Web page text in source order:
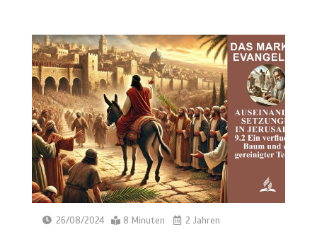
26/08/2024 8 Minuten 2 Jahren